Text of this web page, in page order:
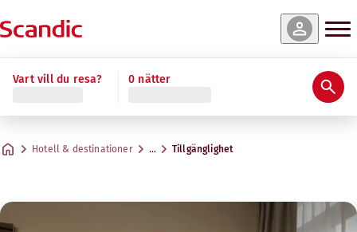
Vart vill du resa? 0 nätter
Hotell & destinationer … Tillgänglighet